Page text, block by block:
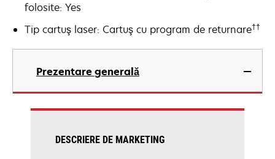
folosite: Yes
Tip cartuş laser: Cartuş cu program de returnare††
Prezentare generală
DESCRIERE DE MARKETING